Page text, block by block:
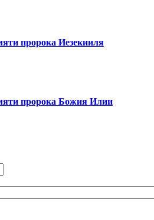
пророка Иезекииля
пророка Божия Илии